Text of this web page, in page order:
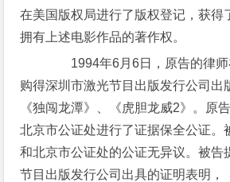
在美国版权局进行了版权登记，获得
拥有上述电影作品的著作权。
1994年6月6日，原告的律师
购得深圳市激光节目出版发行公司出
《独闯龙潭》、《虎胆龙威2》。原
北京市公证处进行了证据保全公证。
和北京市公证处的公证无异议。被告
节目出版发行公司出具的证明表明，